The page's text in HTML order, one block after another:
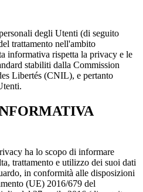
degli Utenti (di seguito
trattamento nell'ambito
informativa rispetta la privacy e le
stabiliti dalla Commission
Libertés (CNIL), e pertanto
ha lo scopo di informare
trattamento e utilizzo dei suoi dati
in conformità alle disposizioni
(UE) 2016/679 del